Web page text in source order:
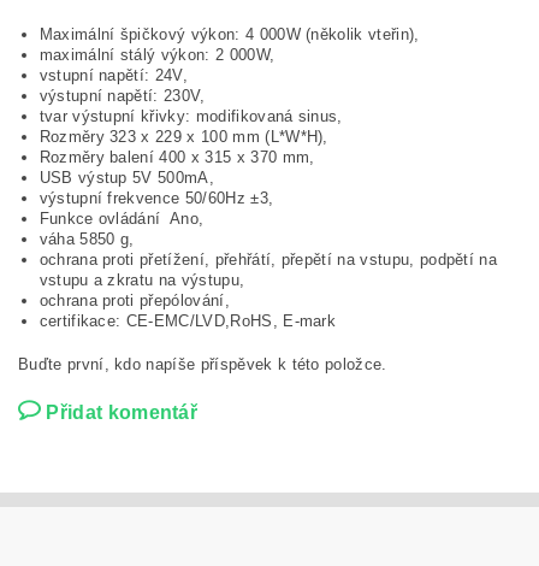
Maximální špičkový výkon: 4 000W (několik vteřin),
maximální stálý výkon: 2 000W,
vstupní napětí: 24V,
výstupní napětí: 230V,
tvar výstupní křivky: modifikovaná sinus,
Rozměry 323 x 229 x 100 mm (L*W*H),
Rozměry balení 400 x 315 x 370 mm,
USB výstup 5V 500mA,
výstupní frekvence 50/60Hz ±3,
Funkce ovládání Ano,
váha 5850 g,
ochrana proti přetížení, přehřátí, přepětí na vstupu, podpětí na
vstupu a zkratu na výstupu,
ochrana proti přepólování,
certifikace: CE-EMC/LVD,RoHS, E-mark
Buďte první, kdo napíše příspěvek k této položce.
Přidat komentář